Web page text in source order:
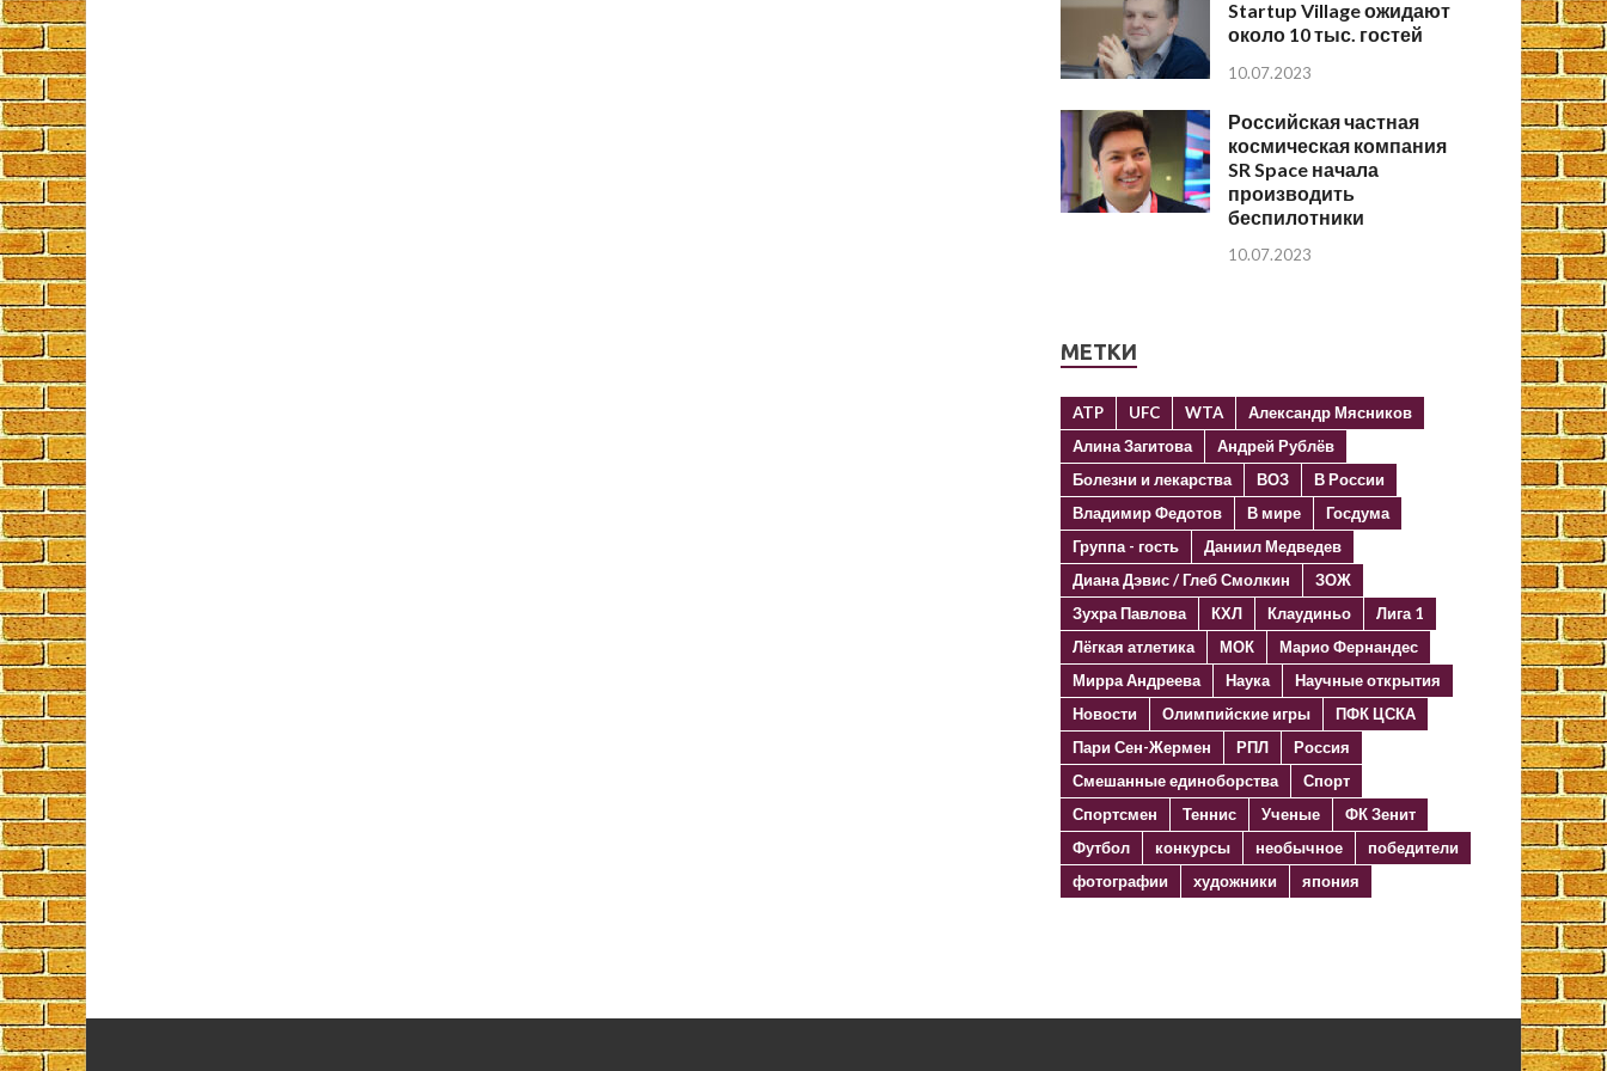
Startup Village ожидают
около 10 тыс. гостей
10.07.2023
Российская частная
космическая компания
SR Space начала
производить
беспилотники
10.07.2023
МЕТКИ
ATP UFC WTA
Александр Мясников
Алина Загитова
Андрей Рублёв
Болезни и лекарства
ВОЗ
В России
Владимир Федотов
В мире
Госдума
Группа - гость
Даниил Медведев
Диана Дэвис / Глеб Смолкин
ЗОЖ
Зухра Павлова
КХЛ Клаудиньо
Лига 1
Лёгкая атлетика
МОК
Марио Фернандес
Мирра Андреева
Наука
Научные открытия
Новости
Олимпийские игры
ПФК ЦСКА
Пари Сен-Жермен
РПЛ
Россия
Смешанные единоборства
Спорт
Спортсмен
Теннис Ученые
ФК Зенит
Футбол
конкурсы необычное
победители
фотографии
художники япония